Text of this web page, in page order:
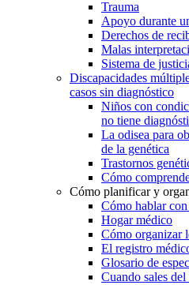
Trauma
Apoyo durante
Derechos de
Malas
Sistema de
Discapacidades
casos sin diagnóstico
Niños con
no tiene
La odisea para
de la genética
Trastornos
Cómo
Cómo planificar y
Cómo hablar
Hogar médico
Cómo organizar
El registro
Glosario de
Cuando sales